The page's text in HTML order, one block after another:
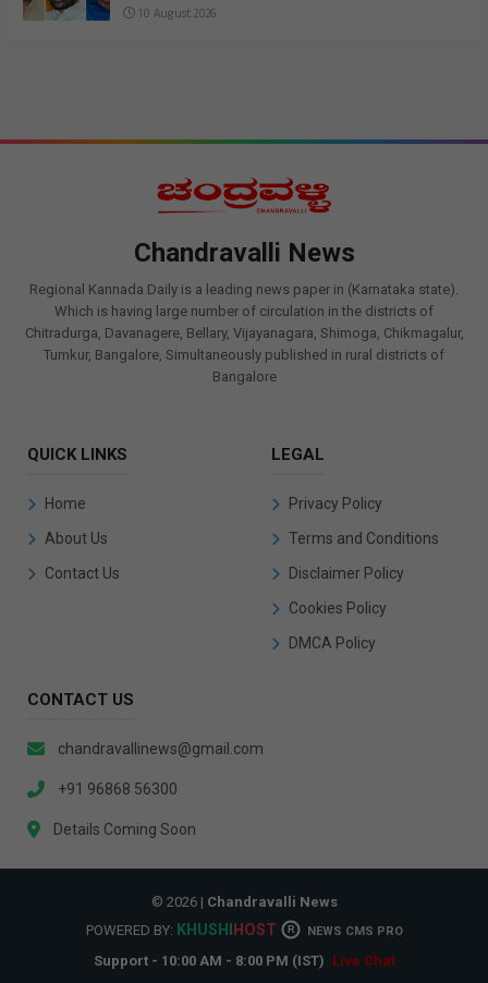
10 August 2026
Chandravalli News
Regional Kannada Daily is a leading news paper in (Karnataka state).
Which is having large number of circulation in the districts of
Chitradurga, Davanagere, Bellary, Vijayanagara, Shimoga, Chikmagalur,
Tumkur, Bangalore, Simultaneously published in rural districts of
Bangalore
QUICK LINKS
Home
About Us
Contact Us
LEGAL
Privacy Policy
Terms and Conditions
Disclaimer Policy
Cookies Policy
DMCA Policy
CONTACT US
chandravallinews@gmail.com
+91 96868 56300
Details Coming Soon
© 2026 | Chandravalli News
POWERED BY: KHUSHI HOST R NEWS CMS PRO
Support - 10:00 AM - 8:00 PM (IST) Live Chat